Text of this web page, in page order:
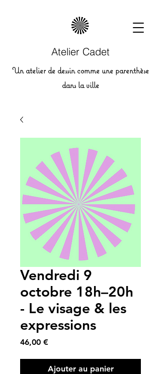
Atelier Cadet
Un atelier de dessin comme une parenthèse
dans la ville
Vendredi 9
octobre 18h–20h
- Le visage & les
expressions
46,00 €Prix
Ajouter au panier